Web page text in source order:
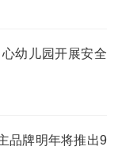
秀”全网寻人
幼儿园开展安全
品牌明年将推出9